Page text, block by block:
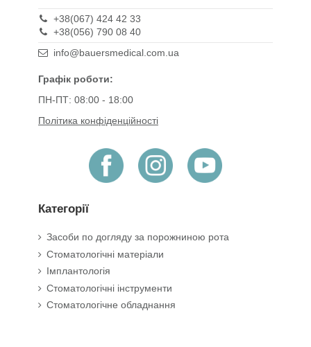
+38(067) 424 42 33
+38(056) 790 08 40
info@bauersmedical.com.ua
Графік роботи:
ПН-ПТ: 08:00 - 18:00
Політика конфіденційності
Категорії
Засоби по догляду за порожниною рота
Стоматологічні матеріали
Імплантологія
Стоматологічні інструменти
Стоматологічне обладнання